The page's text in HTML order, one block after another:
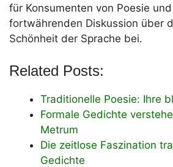
für Konsumenten von Poesie
fortwährenden Diskussion über
Schönheit der Sprache bei.
Related Posts:
Traditionelle Poesie: Ihre
Formale Gedichte
Metrum
Die zeitlose Faszination
Gedichte